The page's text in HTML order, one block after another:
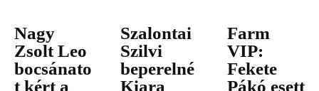
Nagy
Zsolt Leo
bocsánato
t kért a
Szalontai
Szilvi
beperelné
Kiara
Farm
VIP:
Fekete
Pákó esett